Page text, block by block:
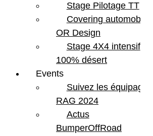
Stage Pilotage TT
Covering automobile –
OR Design
Stage 4X4 intensif
100% désert
Events
Suivez les équipages
RAG 2024
Actus
BumperOffRoad